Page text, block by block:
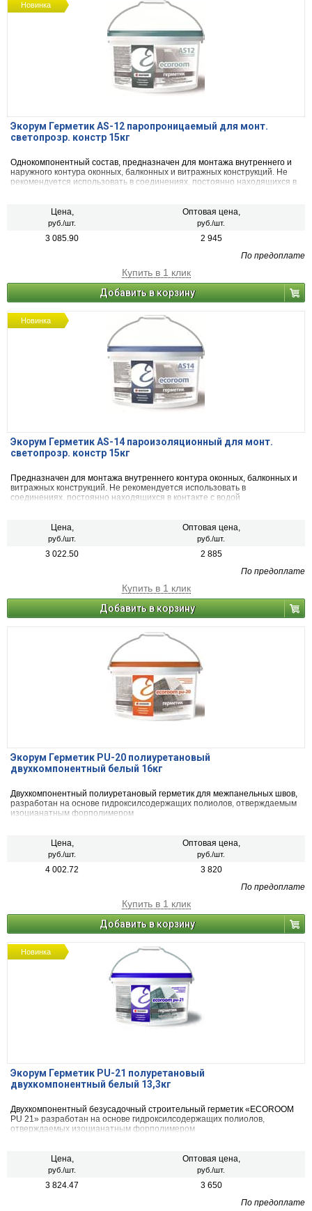
Новинка
Экорум Герметик AS-12 паропроницаемый для монт.
светопрозр. констр 15кг
Однокомпонентный состав, предназначен для монтажа внутреннего и
наружного контура оконных, балконных и витражных конструкций. Не
рекомендуется использовать в соединениях, постоянно находящихся в
Цена,
руб./шт.
Оптовая цена,
руб./шт.
3 085.90
2 945
По предоплате
Купить в 1 клик
Добавить в корзину
Новинка
Экорум Герметик AS-14 пароизоляционный для монт.
светопрозр. констр 15кг
Предназначен для монтажа внутреннего контура оконных, балконных и
витражных конструкций. Не рекомендуется использовать в
соединениях, постоянно находящихся в контакте с водой
Цена,
руб./шт.
Оптовая цена,
руб./шт.
3 022.50
2 885
По предоплате
Купить в 1 клик
Добавить в корзину
Экорум Герметик PU-20 полиуретановый
двухкомпонентный белый 16кг
Двухкомпонентный полиуретановый герметик для межпанельных швов,
разработан на основе гидроксилсодержащих полиолов, отверждаемым
изоцианатным форполимером
Цена,
руб./шт.
Оптовая цена,
руб./шт.
4 002.72
3 820
По предоплате
Купить в 1 клик
Добавить в корзину
Новинка
Экорум Герметик PU-21 полуретановый
двухкомпонентный белый 13,3кг
Двухкомпонентный безусадочный строительный герметик «ECOROOM
PU 21» разработан на основе гидроксилсодержащих полиолов,
отверждаемых изоцианатным форполимером
Цена,
руб./шт.
Оптовая цена,
руб./шт.
3 824.47
3 650
По предоплате